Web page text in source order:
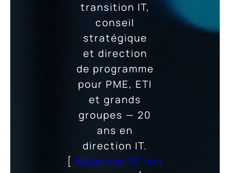
transition IT,
conseil
stratégique
et direction
de programme
pour PME, ETI
et grands
groupes — 20
ans en
direction IT.
[ Réserver 30 min